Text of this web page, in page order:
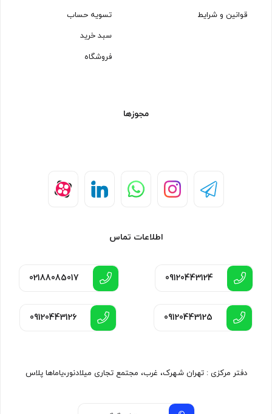
قوانین و شرایط
تسویه حساب
سبد خرید
فروشگاه
مجوزها
اطلاعات تماس
09120443124
02188085017
09120443125
09120443126
دفتر مرکزی : تهران شهرک، غرب، مجتمع تجاری میلادنور،یاماها پلاس